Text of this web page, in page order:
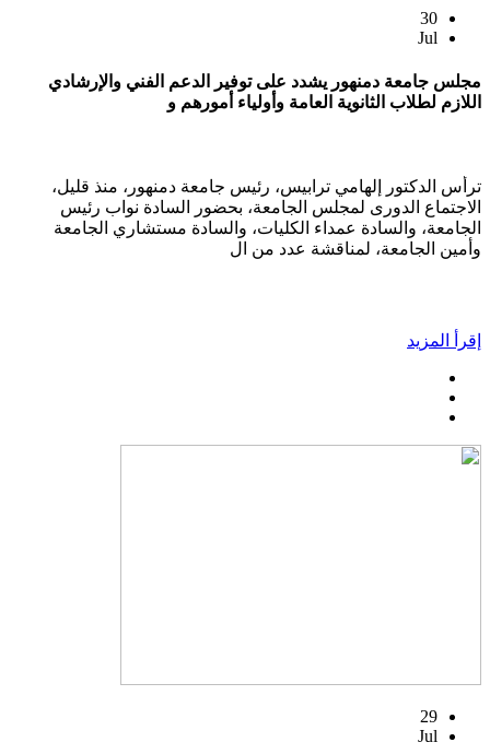
30
Jul
مجلس جامعة دمنهور يشدد على توفير الدعم الفني والإرشادي
اللازم لطلاب الثانوية العامة وأولياء أمورهم و
ترأس الدكتور إلهامي ترابيس، رئيس جامعة دمنهور، منذ قليل،
الاجتماع الدورى لمجلس الجامعة، بحضور السادة نواب رئيس
الجامعة، والسادة عمداء الكليات، والسادة مستشاري الجامعة
وأمين الجامعة، لمناقشة عدد من ال
إقرأ المزيد
29
Jul